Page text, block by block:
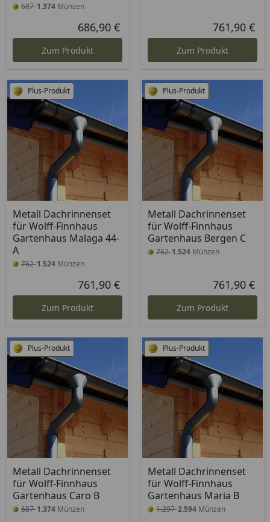
6871.374 Münzen
Aktueller Preis
686,90 €
Zum Produkt
761,90 €
Zum Produkt
Plus-Produkt
Metall Dachrinnenset
für Wolff-Finnhaus
Gartenhaus Malaga 44-
A
7621.524 Münzen
Aktueller Preis
761,90 €
Zum Produkt
Plus-Produkt
Metall Dachrinnenset
für Wolff-Finnhaus
Gartenhaus Bergen C
7621.524Münzen
761,90 €
Zum Produkt
Plus-Produkt
Metall Dachrinnenset
für Wolff-Finnhaus
Gartenhaus Caro B
6871.374 Münzen
Plus-Produkt
Metall Dachrinnenset
für Wolff-Finnhaus
Gartenhaus Maria B
1.2972.594Münzen